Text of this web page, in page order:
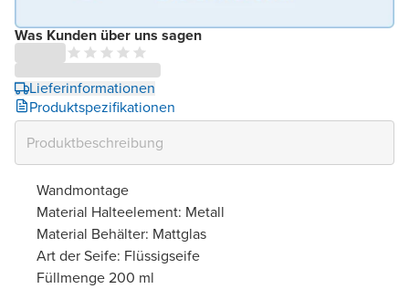
Was Kunden über uns sagen
Lieferinformationen
Produktspezifikationen
Wandmontage
Material Halteelement: Metall
Material Behälter: Mattglas
Art der Seife: Flüssigseife
Füllmenge 200 ml